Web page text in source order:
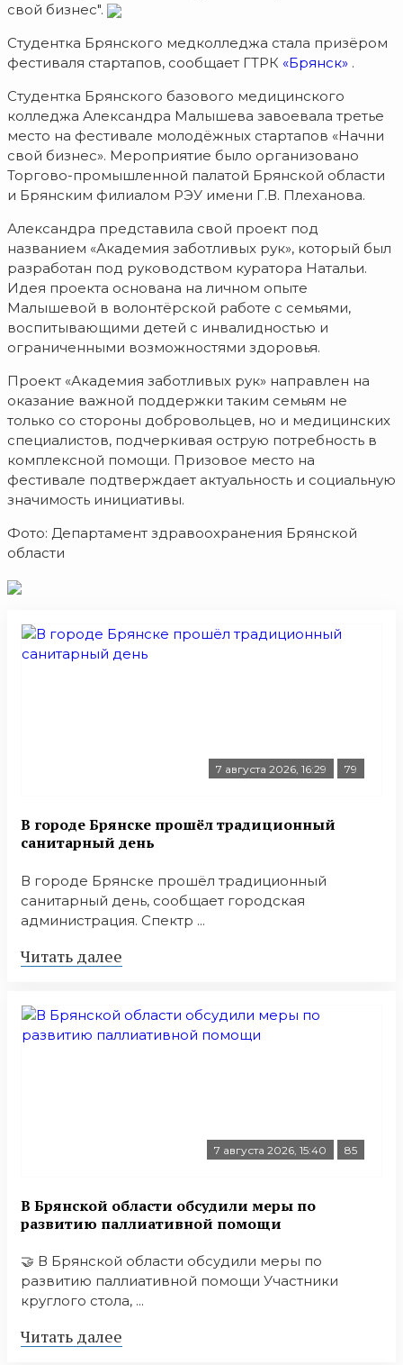
свой бизнес".
Студентка Брянского медколледжа стала призёром
фестиваля стартапов, сообщает ГТРК «Брянск» .
Студентка Брянского базового медицинского
колледжа Александра Малышева завоевала третье
место на фестивале молодёжных стартапов «Начни
свой бизнес». Мероприятие было организовано
Торгово-промышленной палатой Брянской области
и Брянским филиалом РЭУ имени Г.В. Плеханова.
Александра представила свой проект под
названием «Академия заботливых рук», который был
разработан под руководством куратора Натальи.
Идея проекта основана на личном опыте
Малышевой в волонтёрской работе с семьями,
воспитывающими детей с инвалидностью и
ограниченными возможностями здоровья.
Проект «Академия заботливых рук» направлен на
оказание важной поддержки таким семьям не
только со стороны добровольцев, но и медицинских
специалистов, подчеркивая острую потребность в
комплексной помощи. Призовое место на
фестивале подтверждает актуальность и социальную
значимость инициативы.
Фото: Департамент здравоохранения Брянской
области
7 августа 2026, 16:29 79
В городе Брянске прошёл традиционный
санитарный день
В городе Брянске прошёл традиционный
санитарный день, сообщает городская
администрация. Спектр ...
Читать далее
7 августа 2026, 15:40 85
В Брянской области обсудили меры по
развитию паллиативной помощи
🤝 В Брянской области обсудили меры по
развитию паллиативной помощи Участники
круглого стола, ...
Читать далее